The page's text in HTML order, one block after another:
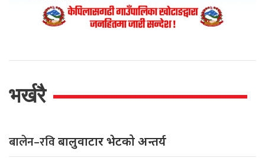
भर्खरै
बालेन–रविबालुवाटार भेटको अन्तर्य